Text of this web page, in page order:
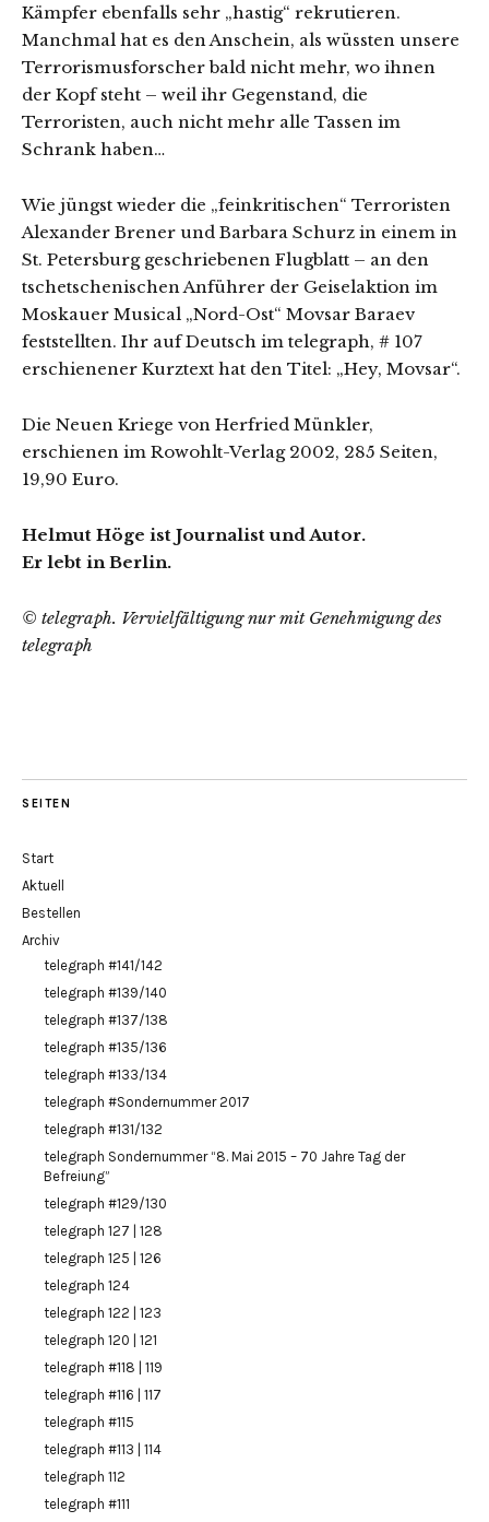
Kämpfer ebenfalls sehr „hastig“ rekrutieren.
Manchmal hat es den Anschein, als wüssten unsere
Terrorismusforscher bald nicht mehr, wo ihnen
der Kopf steht – weil ihr Gegenstand, die
Terroristen, auch nicht mehr alle Tassen im
Schrank haben…
Wie jüngst wieder die „feinkritischen“ Terroristen
Alexander Brener und Barbara Schurz in einem in
St. Petersburg geschriebenen Flugblatt – an den
tschetschenischen Anführer der Geiselaktion im
Moskauer Musical „Nord-Ost“ Movsar Baraev
feststellten. Ihr auf Deutsch im telegraph, # 107
erschienener Kurztext hat den Titel: „Hey, Movsar“.
Die Neuen Kriege von Herfried Münkler,
erschienen im Rowohlt-Verlag 2002, 285 Seiten,
19,90 Euro.
Helmut Höge ist Journalist und Autor.
Er lebt in Berlin.
© telegraph. Vervielfältigung nur mit Genehmigung des
telegraph
SEITEN
Start
Aktuell
Bestellen
Archiv
telegraph #141/142
telegraph #139/140
telegraph #137/138
telegraph #135/136
telegraph #133/134
telegraph #Sondernummer 2017
telegraph #131/132
telegraph Sondernummer “8. Mai 2015 – 70 Jahre Tag der
Befreiung”
telegraph #129/130
telegraph 127 | 128
telegraph 125 | 126
telegraph 124
telegraph 122 | 123
telegraph 120 | 121
telegraph #118 | 119
telegraph #116 | 117
telegraph #115
telegraph #113 | 114
telegraph 112
telegraph #111